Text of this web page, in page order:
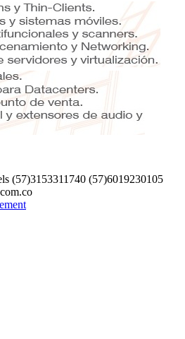
(57)3153311740 (57)6019230105